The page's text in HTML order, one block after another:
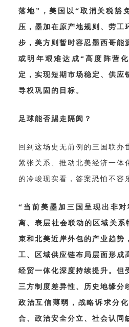
落地”，美国以“取消关税豁
压，墨加在原产地规则、劳工
步，美方则暂时容忍墨西哥能
或明年艰难达成“高度阵营
定，实现短期市场稳定、供应
导权巩固的目标。
足球能否踢走隔阂？
回到这场史无前例的三国联
紧张关系、推动北美经济一体
的冷峻现实看，答案恐怕不容
“当前美墨加三国呈现出非
离、表层社会联动的区域关
束和北美近岸外包的产业趋势
工、区域供应链布局层面形成
经贸一体化深度持续提升。但
三方制度差异性、历史地缘分
政治互信薄弱，战略诉求分
合、政治安全分立、社会认同